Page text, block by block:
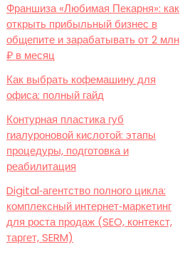
Франшиза «Любимая Пекарня»: как
открыть прибыльный бизнес в
общепите и зарабатывать от 2 млн
₽ в месяц
Как выбрать кофемашину для
офиса: полный гайд
Контурная пластика губ
гиалуроновой кислотой: этапы
процедуры, подготовка и
реабилитация
Digital‑агентство полного цикла:
комплексный интернет‑маркетинг
для роста продаж (SEO, контекст,
таргет, SERM)